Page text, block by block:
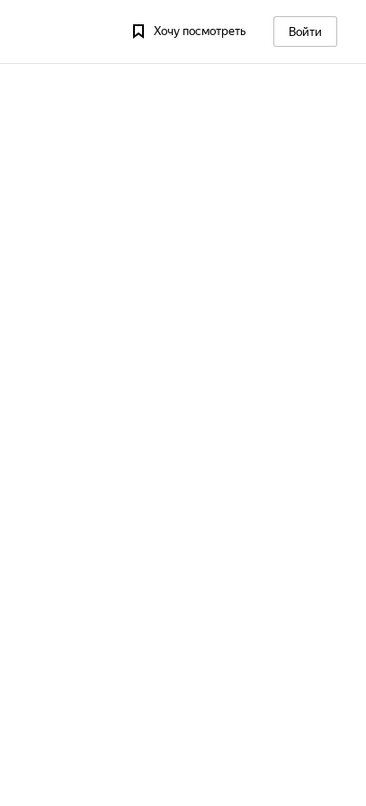
Хочу посмотреть Войти